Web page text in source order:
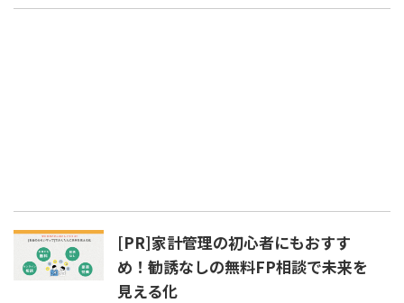
[PR]家計管理の初心者にもおすす
め！勧誘なしの無料FP相談で未来を
見える化